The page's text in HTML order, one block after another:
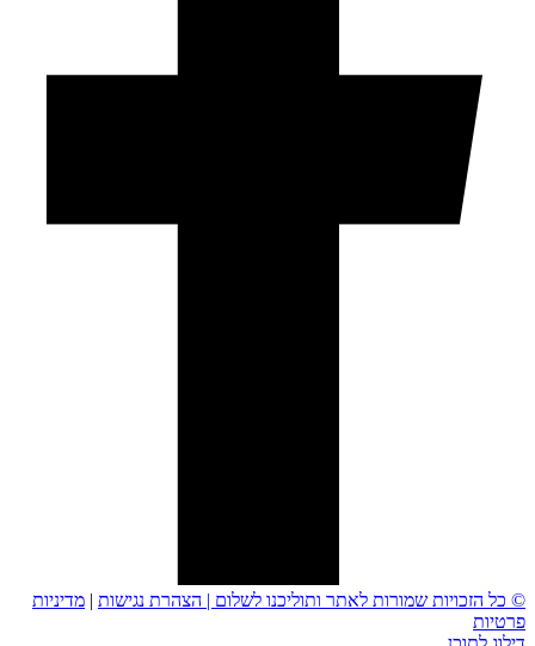
© כל הזכויות שמורות לאתר ותוליכנו לשלום | הצהרת נגישות | מדיניות
פרטיות